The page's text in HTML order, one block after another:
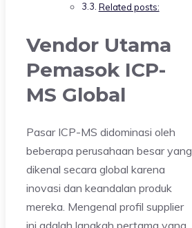
Related posts:
Vendor Utama
Pemasok ICP-
MS Global
Pasar ICP-MS didominasi oleh
beberapa perusahaan besar yang
dikenal secara global karena
inovasi dan keandalan produk
mereka. Mengenal profil supplier
ini adalah langkah pertama yang